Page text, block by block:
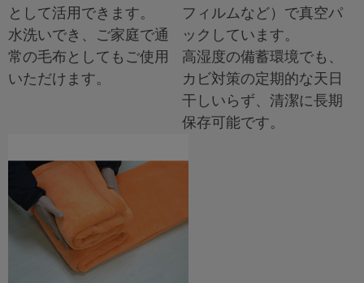
として活用できます。
水洗いでき、ご家庭で通
常の毛布としてもご使用
いただけます。
フィルムなど）で真空パ
ックしています。
高湿度の備蓄環境でも、
カビ対策の定期的な天日
干しいらず、清潔に長期
保存可能です。